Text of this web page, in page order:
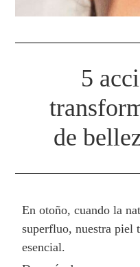
5
de
En otoño, cuando la
superfluo, nuestra piel
esencial.